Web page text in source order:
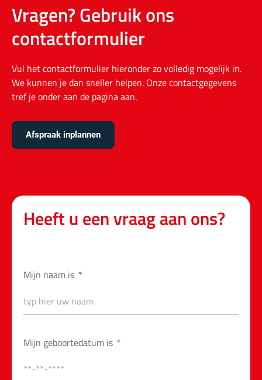
Vragen? Gebruik ons
contactformulier
Vul het contactformulier hieronder zo volledig mogelijk in.
We kunnen je dan sneller helpen. Onze contactgegevens
tref je onder aan de paginaaan.
Afspraak inplannen
Heeft u een vraag aan ons?
Mijn naam is
Mijn geboortedatum is